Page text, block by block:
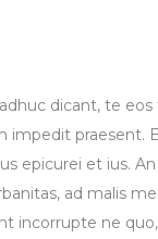
dicant, te
praesent.
epicurei et ius.
ad malis
incorrupte ne